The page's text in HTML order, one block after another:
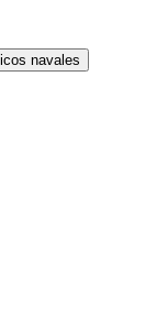
de proyectos hidráulicos navales